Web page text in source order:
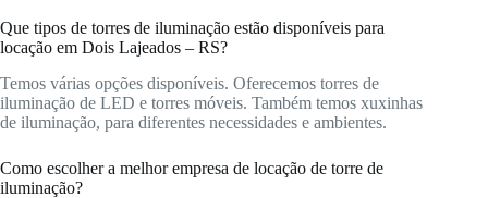
Que tipos de torres de iluminação estão disponíveis para
locação em Dois Lajeados – RS?
Temos várias opções disponíveis. Oferecemos torres de
iluminação de LED e torres móveis. Também temos xuxinhas
de iluminação, para diferentes necessidades e ambientes.
Como escolher a melhor empresa de locação de torre de
iluminação?